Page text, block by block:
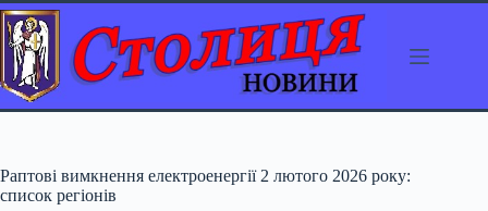
Перейти
до
вмісту
Раптові вимкнення електроенергії 2 лютого 2026 року:
список регіонів